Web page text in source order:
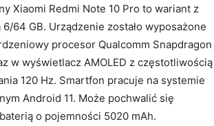
Xiaomi Redmi Note 10 Pro to wariant z
6/64 GB. Urządzenie zostało wyposażone
procesor Qualcomm Snapdragon
w wyświetlacz AMOLED z częstotliwością
120 Hz. Smartfon pracuje na systemie
Android 11. Może pochwalić się
o pojemności 5020 mAh.